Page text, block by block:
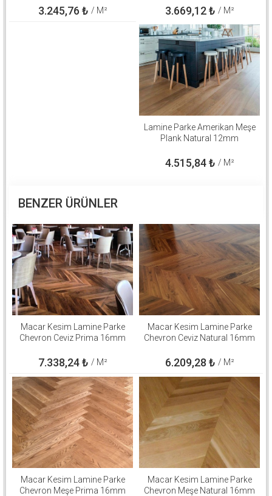
3.245,76 ₺ / M² 3.669,12₺ / M²
Lamine Parke Amerikan Meşe
Plank Natural 12mm
4.515,84₺ / M²
BENZER ÜRÜNLER
Macar Kesim Lamine Parke
Chevron Ceviz Prima 16mm
7.338,24₺ / M²
Macar Kesim Lamine Parke
Chevron Ceviz Natural 16mm
6.209,28 ₺ / M²
Macar Kesim Lamine Parke
Chevron Meşe Prima 16mm
Macar Kesim Lamine Parke
Chevron Meşe Natural 16mm